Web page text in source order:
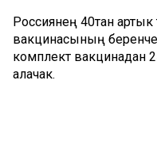
Россиянең 40тан артык
вакцинасының
комплект вакцинадан
алачак.